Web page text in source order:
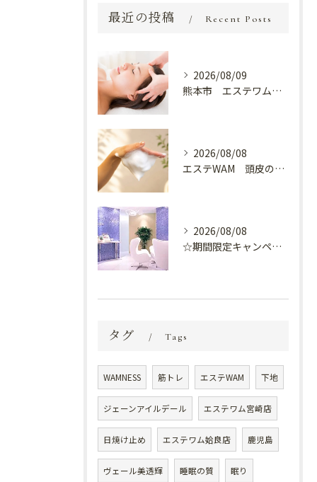
最近の投稿 Recent Posts
2026/08/09
熊本市 エステワム熊本店 癒しのクールヘッドマッサージ♬
2026/08/08
エステWAM 頭皮の健康
2026/08/08
☆期間限定キャンペーン開催中☆
タグ Tags
WAMNESS 筋トレ エステWAM 下地
ジェーンアイルデール エステワム宮崎店
日焼け止め エステワム姶良店 鹿児島
ヴェール美透輝 睡眠の質 眠り